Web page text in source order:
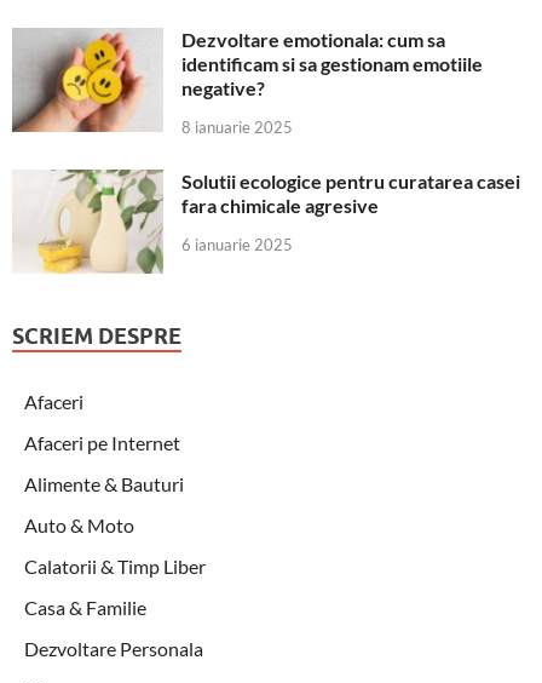
Dezvoltare emotionala: cum sa
identificam si sa gestionam emotiile
negative?
8 ianuarie 2025
Solutii ecologice pentru curatarea casei
fara chimicale agresive
6 ianuarie 2025
SCRIEM DESPRE
Afaceri
Afaceri pe Internet
Alimente & Bauturi
Auto & Moto
Calatorii & Timp Liber
Casa & Familie
Dezvoltare Personala